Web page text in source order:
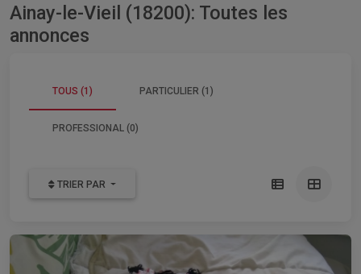
Ainay-le-Vieil (18200): Toutes les
annonces
TOUS (1) PARTICULIER (1)
PROFESSIONAL (0)
TRIER PAR